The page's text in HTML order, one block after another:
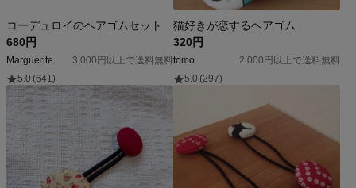
コーデュロイのヘアゴムセット
680円
Marguerite
3,000円以上で送料無料
5.0 (641)
猫好きが恋するヘアゴム
320円
tomo
2,000円以上で送料無料
5.0 (297)